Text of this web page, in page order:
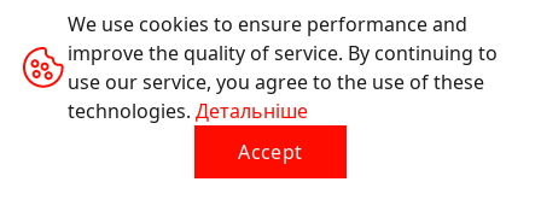
ПРОДУКЦІЯ
ДЛЯ КОРИСТУВАЧІВ
ДЛЯ ПАРТНЕРОВ
ПРО CANYON
We use cookies to ensure performance and
improve the quality of service. By continuing to
use our service, you agree to the use of these
technologies. Детальніше
Accept